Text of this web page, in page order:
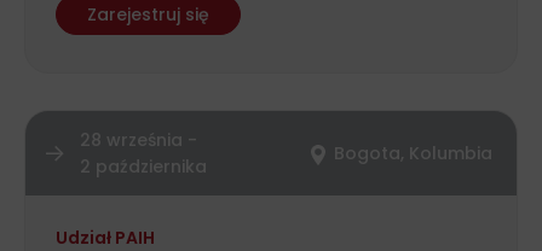
Zarejestruj się
28 września -
2 października
Bogota, Kolumbia
Udział PAIH